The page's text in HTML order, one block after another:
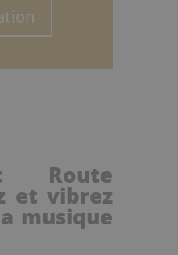
Route
et vibrez
musique